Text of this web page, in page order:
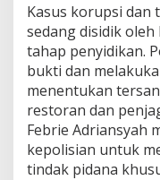
Kasus korupsi dan
sedang disidik
tahap penyidikan.
bukti dan
menentukan
restoran dan
Febrie Adriansyah
kepolisian untuk
tindak pidana